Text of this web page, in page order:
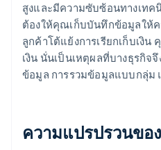
สูงและมีความซับซ้อนทางเทค
ต้องให้คุณเก็บบันทึกข้อมูลให้
ลูกค้าโต้แย้งการเรียกเก็บเงิน
เงิน นั่นเป็นเหตุผลที่บางธุรกิจ
ข้อมูล การรวมข้อมูลแบบกลุ่ม
ความแปรปรวนขอ